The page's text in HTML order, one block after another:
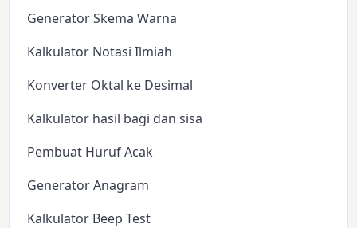
Generator Skema Warna
Kalkulator Notasi Ilmiah
Konverter Oktal ke Desimal
Kalkulator hasil bagi dan sisa
Pembuat Huruf Acak
Generator Anagram
Kalkulator Beep Test